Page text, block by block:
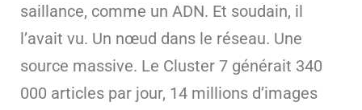
saillance, comme un ADN. Et soudain, il
l’avait vu. Un nœud dans le réseau. Une
source massive. Le Cluster 7 générait 340
000 articles par jour, 14 millions d’images